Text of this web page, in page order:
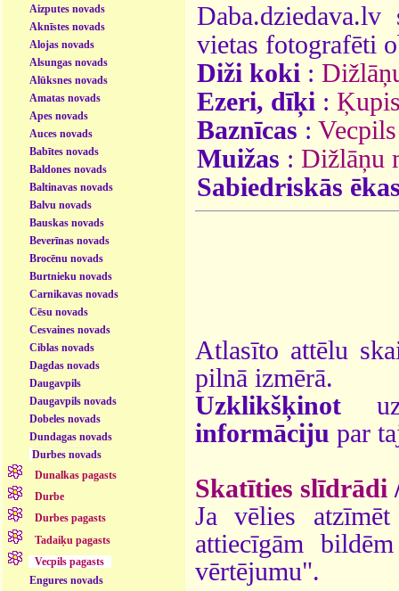
Aizputes novads
Aknīstes novads
Alojas novads
Alsungas novads
Alūksnes novads
Amatas novads
Apes novads
Auces novads
Babītes novads
Baldones novads
Baltinavas novads
Balvu novads
Bauskas novads
Beverīnas novads
Brocēnu novads
Burtnieku novads
Carnikavas novads
Cēsu novads
Cesvaines novads
Ciblas novads
Dagdas novads
Daugavpils
Daugavpils novads
Dobeles novads
Dundagas novads
Durbes novads
Dunalkas pagasts
Durbe
Durbes pagasts
Tadaiķu pagasts
Vecpils pagasts
Engures novads
vietas fotografēti
Diži koki :
Ezeri, dīķi :
Baznīcas :
Muižas : Dižlāņu
Sabiedriskās
Atlasīto attēlu
pilnā izmērā.
Uzklikšķinot
informāciju par
Skatīties slīdrādi
Ja vēlies
attiecīgām
vērtējumu".